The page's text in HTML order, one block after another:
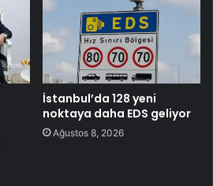
İstanbul’da 128 yeni
noktaya daha EDS geliyor
Ağustos 8, 2026